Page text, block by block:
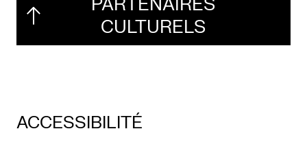
CULTURELS
ACCESSIBILITÉ